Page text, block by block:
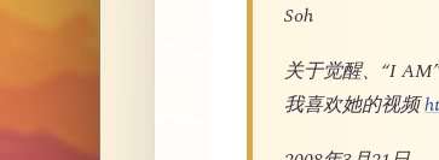
Soh
关于觉醒、“I
我喜欢她的视频